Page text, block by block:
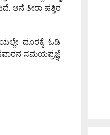
ಆನೆ ತೀರಾ ಹತ್ತಿರ
ದೂರಕ್ಕೆ ಓಡಿ
ಸವಾರನ ಸಮಯಪ್ರಜ್ಞೆ